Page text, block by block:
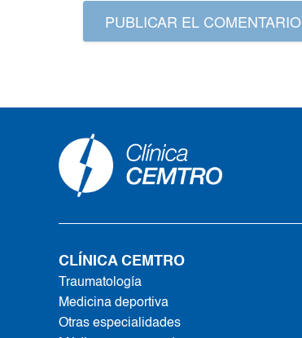
PUBLICAR EL COMENTARIO
CLÍNICA CEMTRO
Traumatología
Medicina deportiva
Otras especialidades